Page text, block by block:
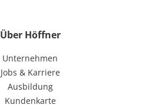
Über Höffner
Unternehmen
Jobs & Karriere
Ausbildung
Kundenkarte